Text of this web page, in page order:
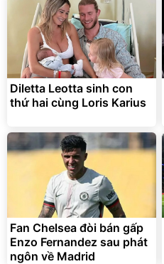
Diletta Leotta sinh con
thứ hai cùng Loris Karius
Fan Chelsea đòi bán gấp
Enzo Fernandez sau phát
ngôn về Madrid